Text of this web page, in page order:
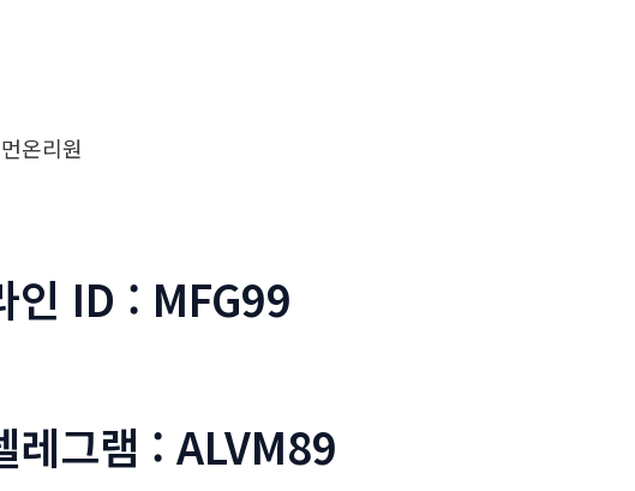
온리원
인 ID : MFG99
레그램 : ALVM89